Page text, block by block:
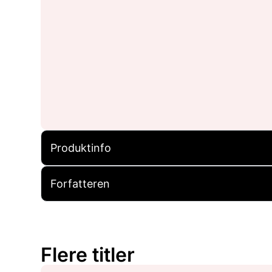
Produktinfo
Forfatteren
Flere titler